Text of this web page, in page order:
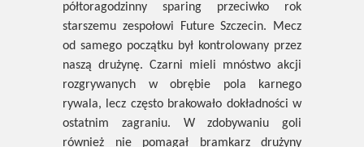
półtoragodzinny sparing przeciwko rok
starszemu zespołowi Future Szczecin. Mecz
od samego początku był kontrolowany przez
naszą drużynę. Czarni mieli mnóstwo akcji
rozgrywanych w obrębie pola karnego
rywala, lecz często brakowało dokładności w
ostatnim zagraniu. W zdobywaniu goli
również nie pomagał bramkarz drużyny